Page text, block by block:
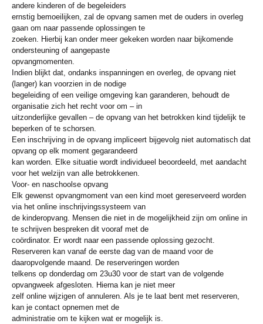
andere kinderen of de begeleiders
ernstig bemoeilijken, zal de opvang samen met de ouders in overleg
gaan om naar passende oplossingen te
zoeken. Hierbij kan onder meer gekeken worden naar bijkomende
ondersteuning of aangepaste
opvangmomenten.
Indien blijkt dat, ondanks inspanningen en overleg, de opvang niet
(langer) kan voorzien in de nodige
begeleiding of een veilige omgeving kan garanderen, behoudt de
organisatie zich het recht voor om – in
uitzonderlijke gevallen – de opvang van het betrokken kind tijdelijk te
beperken of te schorsen.
Een inschrijving in de opvang impliceert bijgevolg niet automatisch dat
opvang op elk moment gegarandeerd
kan worden. Elke situatie wordt individueel beoordeeld, met aandacht
voor het welzijn van alle betrokkenen.
Voor- en naschoolse opvang
Elk gewenst opvangmoment van een kind moet gereserveerd worden
via het online inschrijvingssysteem van
de kinderopvang. Mensen die niet in de mogelijkheid zijn om online in
te schrijven bespreken dit vooraf met de
coördinator. Er wordt naar een passende oplossing gezocht.
Reserveren kan vanaf de eerste dag van de maand voor de
daaropvolgende maand. De reserveringen worden
telkens op donderdag om 23u30 voor de start van de volgende
opvangweek afgesloten. Hierna kan je niet meer
zelf online wijzigen of annuleren. Als je te laat bent met reserveren,
kan je contact opnemen met de
administratie om te kijken wat er mogelijk is.